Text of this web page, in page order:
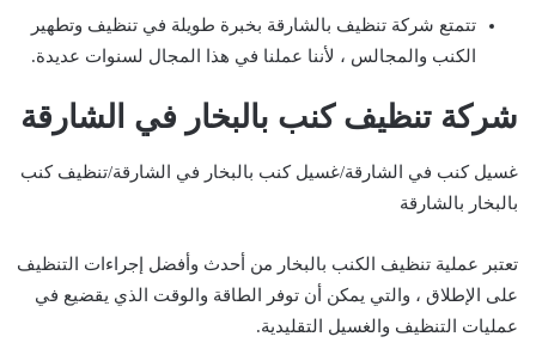
تتمتع شركة تنظيف بالشارقة بخبرة طويلة في تنظيف وتطهير
الكنب والمجالس ، لأننا عملنا في هذا المجال لسنوات عديدة.
شركة تنظيف كنب بالبخار في الشارقة
غسيل كنب في الشارقة/غسيل كنب بالبخار في الشارقة/تنظيف كنب
بالبخار بالشارقة
تعتبر عملية تنظيف الكنب بالبخار من أحدث وأفضل إجراءات التنظيف
على الإطلاق ، والتي يمكن أن توفر الطاقة والوقت الذي يقضيع في
عمليات التنظيف والغسيل التقليدية.